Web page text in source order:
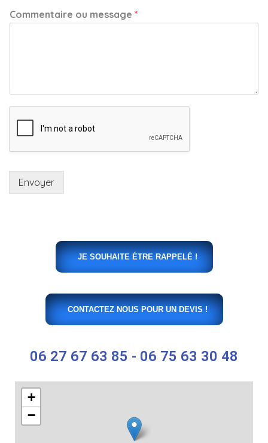
Commentaire ou message *
Envoyer
JE SOUHAITE ÉTRE RAPPELÉ !
CONTACTEZ NOUS POUR UN DEVIS !
06 27 67 63 85 - 06 75 63 30 48
+
−